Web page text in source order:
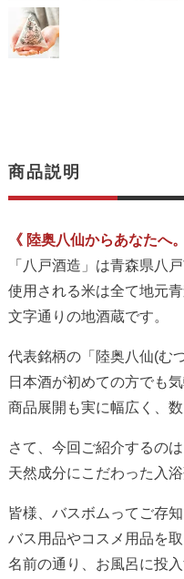
商品説明
《 陸奥八仙からあなたへ
「八戸酒造」は青森県八
使用される米は全て地元青
文字通りの地酒蔵です。
代表銘柄の「陸奥八仙(む
日本酒が初めての方でも
商品展開も実に幅広く、
さて、今回ご紹介するの
天然成分にこだわった入浴
皆様、バスボムってご存
バス用品やコスメ用品を
名前の通り、お風呂に投入